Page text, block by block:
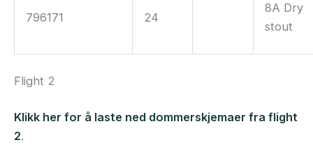
796171 24
8A Dry
stout
Flight 2
Klikk her for å laste ned dommerskjemaer fra flight
2.